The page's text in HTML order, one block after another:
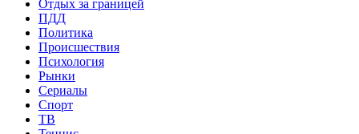
Отдых за границей
ПДД
Политика
Происшествия
Психология
Рынки
Сериалы
Спорт
ТВ